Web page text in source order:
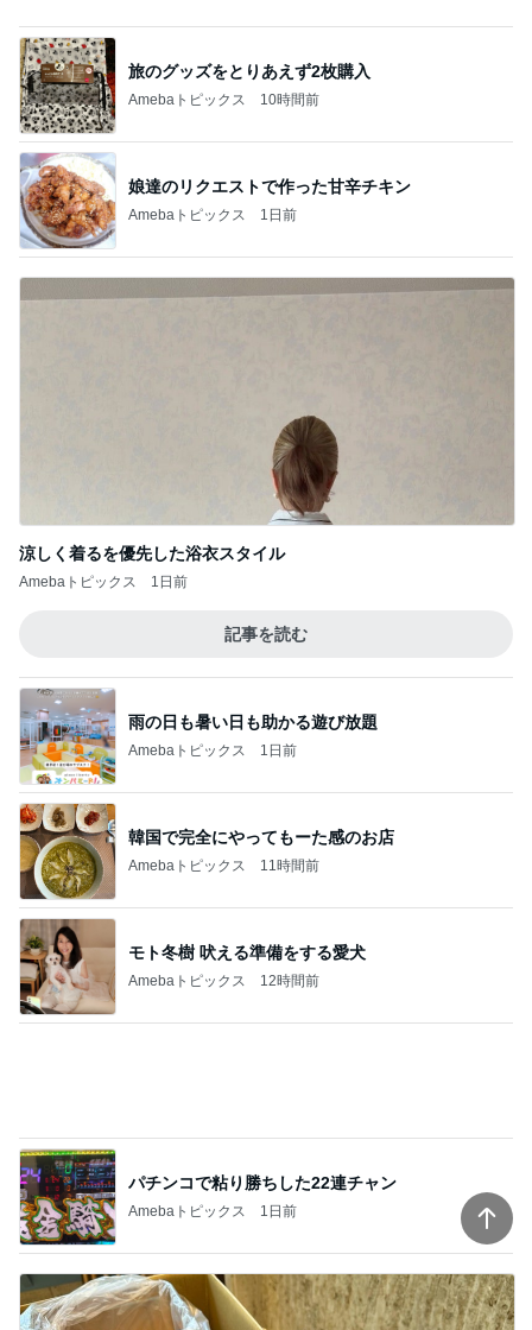
旅のグッズをとりあえず2枚購入
Amebaトピックス 10時間前
娘達のリクエストで作った甘辛チキン
Amebaトピックス 1日前
涼しく着るを優先した浴衣スタイル
Amebaトピックス 1日前
記事を読む
雨の日も暑い日も助かる遊び放題
Amebaトピックス 1日前
韓国で完全にやってもーた感のお店
Amebaトピックス 11時間前
モト冬樹 吠える準備をする愛犬
Amebaトピックス 12時間前
パチンコで粘り勝ちした22連チャン
Amebaトピックス 1日前